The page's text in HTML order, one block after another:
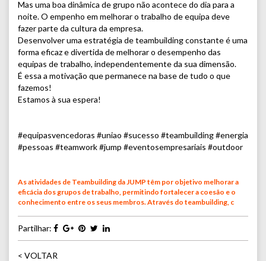
Mas uma boa dinâmica de grupo não acontece do dia para a
noite. O empenho em melhorar o trabalho de equipa deve
fazer parte da cultura da empresa.
Desenvolver uma estratégia de teambuilding constante é uma
forma eficaz e divertida de melhorar o desempenho das
equipas de trabalho, independentemente da sua dimensão.
É essa a motivação que permanece na base de tudo o que
fazemos!
Estamos à sua espera!
#equipasvencedoras #uniao #sucesso #teambuilding #energia
#pessoas #teamwork #jump #eventosempresariais #outdoor
As atividades de Teambuilding da JUMP têm por objetivo melhorar a
eficácia dos grupos de trabalho, permitindo fortalecer a coesão e o
conhecimento entre os seus membros. Através do teambuilding, c
Partilhar:
< VOLTAR